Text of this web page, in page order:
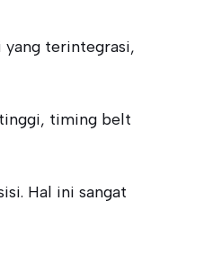
terintegrasi,
timing belt
Hal ini sangat